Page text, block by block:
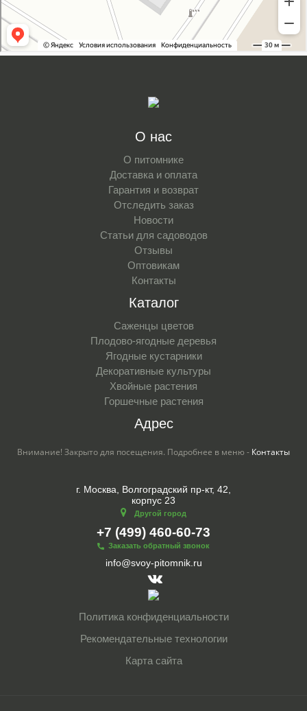
О нас
О питомнике
Доставка и оплата
Гарантия и возврат
Отследить заказ
Новости
Статьи для садоводов
Отзывы
Оптовикам
Контакты
Каталог
Саженцы цветов
Плодово-ягодные деревья
Ягодные кустарники
Декоративные культуры
Хвойные растения
Горшечные растения
Адрес
Внимание! Закрыто для посещения. Подробнее в меню - Контакты
г. Москва, Волгоградский пр-кт, 42,
корпус 23
Другой город
+7 (499) 460-60-73
Заказать обратный звонок
info@svoy-pitomnik.ru
Политика конфиденциальности
Рекомендательные технологии
Карта сайта